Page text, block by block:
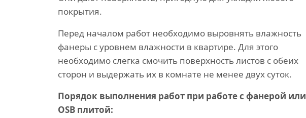
покрытия.
Перед началом работ необходимо выровнять влажность
фанеры с уровнем влажности в квартире. Для этого
необходимо слегка смочить поверхность листов с обеих
сторон и выдержать их в комнате не менее двух суток.
Порядок выполнения работ при работе с фанерой или
OSB плитой: